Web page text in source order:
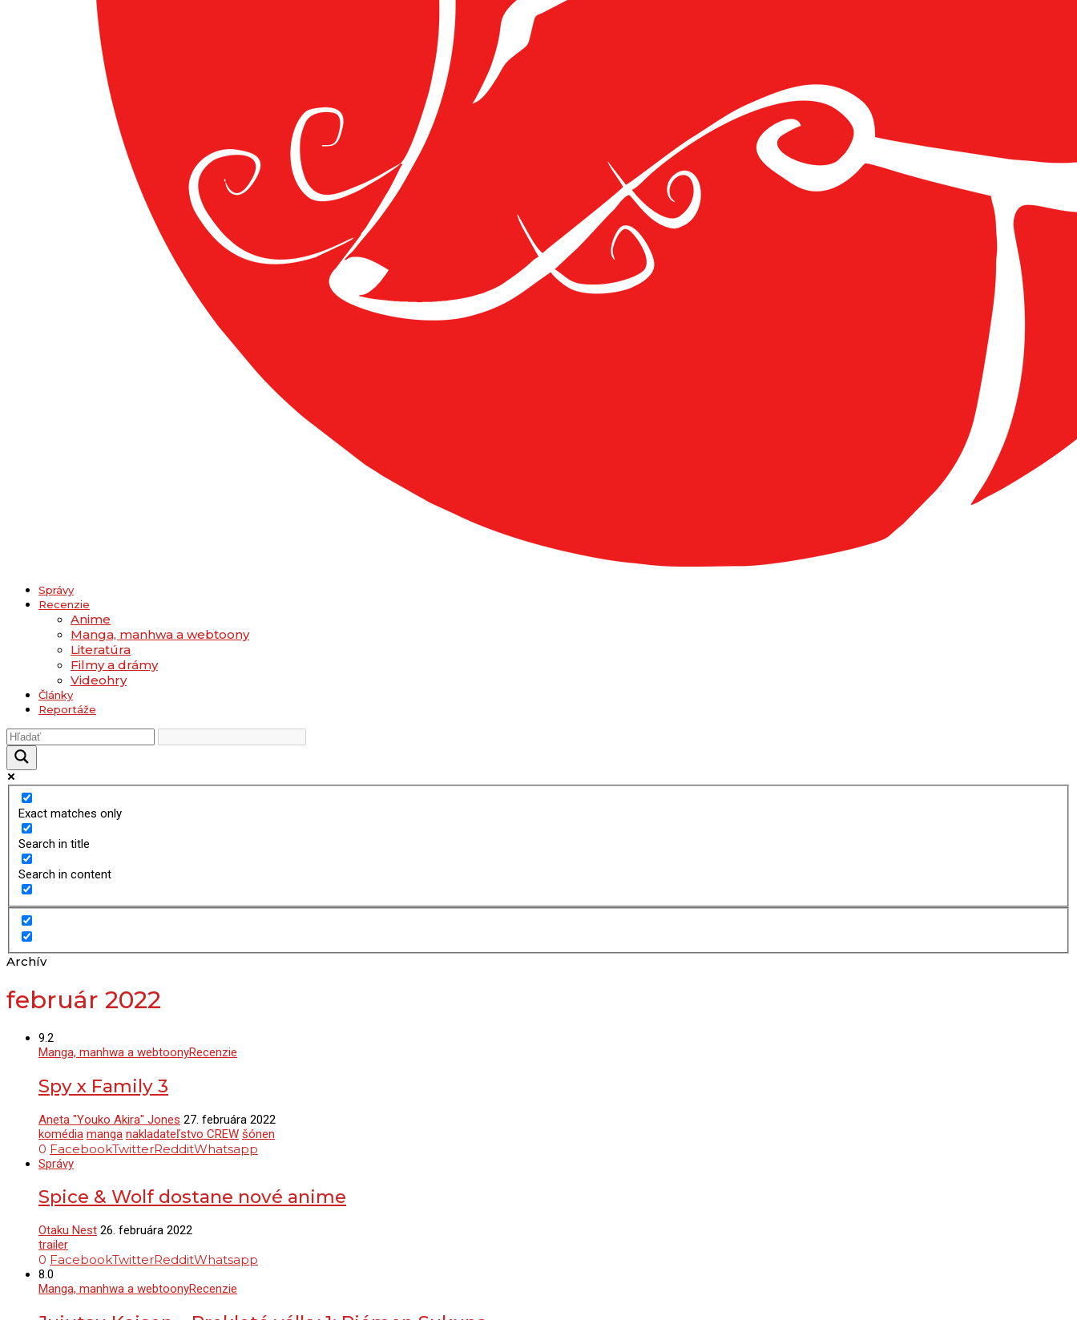
Správy
Recenzie
Anime
Manga, manhwa a webtoony
Literatúra
Filmy a drámy
Videohry
Články
Reportáže
Exact matches only
Search in title
Search in content
Archív
február 2022
9.2
Manga, manhwa a webtoonyRecenzie
Spy x Family 3
Aneta "Youko Akira" Jones 27. februára 2022
komédia manga nakladateľstvo CREW šónen
0 FacebookTwitterRedditWhatsapp
Správy
Spice & Wolf dostane nové anime
Otaku Nest 26. februára 2022
trailer
0 FacebookTwitterRedditWhatsapp
8.0
Manga, manhwa a webtoonyRecenzie